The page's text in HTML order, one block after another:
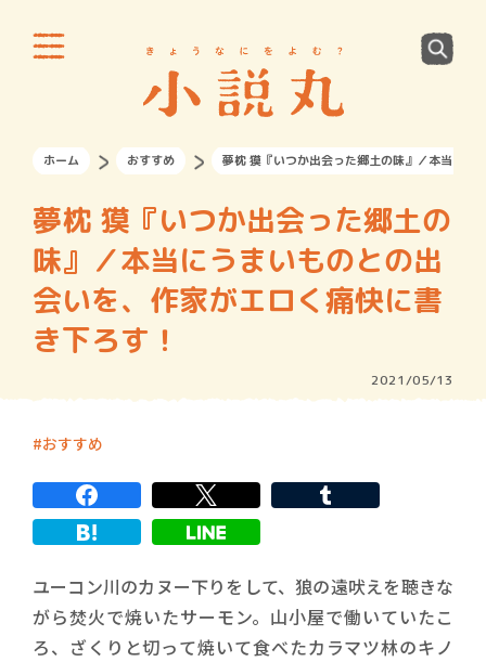
ホーム おすすめ 夢枕 獏『いつか出会った郷土の味』／本当にう
夢枕 獏『いつか出会った郷土の
味』／本当にうまいものとの出
会いを、作家がエロく痛快に書
き下ろす！
2021/05/13
おすすめ
ユーコン川のカヌー下りをして、狼の遠吠えを聴きな
がら焚火で焼いたサーモン。山小屋で働いていたこ
ろ、ざくりと切って焼いて食べたカラマツ林のキノ